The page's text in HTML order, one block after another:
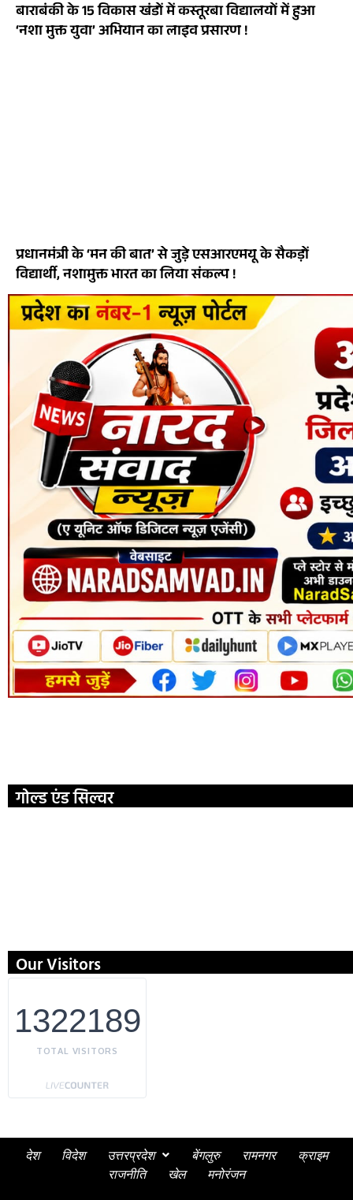
बाराबंकी के 15 विकास खंडों में कस्तूरबा विद्यालयों में हुआ
‘नशा मुक्त युवा’ अभियान का लाइव प्रसारण !
प्रधानमंत्री के ‘मन की बात’ से जुड़े एसआरएमयू के सैकड़ों
विद्यार्थी, नशामुक्त भारत का लिया संकल्प !
गोल्ड एंड सिल्वर
Our Visitors
1322189
TOTAL VISITORS
देश विदेश उत्तरप्रदेश बेंगलुरु रामनगर
क्राइम
राजनीति
खेल मनोरंजन